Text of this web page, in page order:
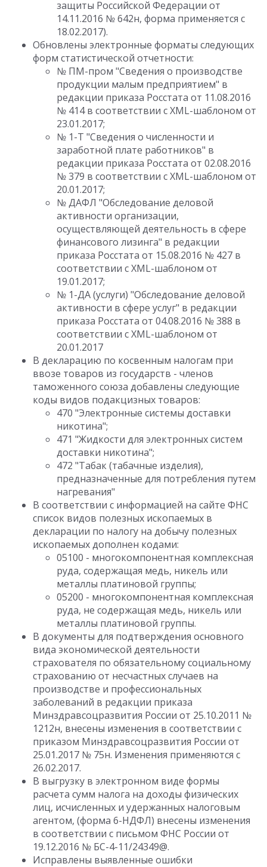
защиты Российской Федерации от
14.11.2016 № 642н, форма применяется с
18.02.2017).
Обновлены электронные форматы следующих
форм статистической отчетности:
№ ПМ-пром "Сведения о производстве
продукции малым предприятием" в
редакции приказа Росстата от 11.08.2016
№ 414 в соответствии с XML-шаблоном от
23.01.2017;
№ 1-Т "Сведения о численности и
заработной плате работников" в
редакции приказа Росстата от 02.08.2016
№ 379 в соответствии с XML-шаблоном от
20.01.2017;
№ ДАФЛ "Обследование деловой
активности организации,
осуществляющей деятельность в сфере
финансового лизинга" в редакции
приказа Росстата от 15.08.2016 № 427 в
соответствии с XML-шаблоном от
19.01.2017;
№ 1-ДА (услуги) "Обследование деловой
активности в сфере услуг" в редакции
приказа Росстата от 04.08.2016 № 388 в
соответствии с XML-шаблоном от
20.01.2017
В декларацию по косвенным налогам при
ввозе товаров из государств - членов
таможенного союза добавлены следующие
коды видов подакцизных товаров:
470 "Электронные системы доставки
никотина";
471 "Жидкости для электронных систем
доставки никотина";
472 "Табак (табачные изделия),
предназначенные для потребления путем
нагревания"
В соответствии с информацией на сайте ФНС
список видов полезных ископаемых в
декларации по налогу на добычу полезных
ископаемых дополнен кодами:
05100 - многокомпонентная комплексная
руда, содержащая медь, никель или
металлы платиновой группы;
05200 - многокомпонентная комплексная
руда, не содержащая медь, никель или
металлы платиновой группы.
В документы для подтверждения основного
вида экономической деятельности
страхователя по обязательному социальному
страхованию от несчастных случаев на
производстве и профессиональных
заболеваний в редакции приказа
Минздравсоцразвития России от 25.10.2011 №
1212н, внесены изменения в соответствии с
приказом Минздравсоцразвития России от
25.01.2017 № 75н. Изменения применяются с
26.02.2017.
В выгрузку в электронном виде формы
расчета сумм налога на доходы физических
лиц, исчисленных и удержанных налоговым
агентом, (форма 6-НДФЛ) внесены изменения
в соответствии с письмом ФНС России от
19.12.2016 № БС-4-11/24349@.
Исправлены выявленные ошибки